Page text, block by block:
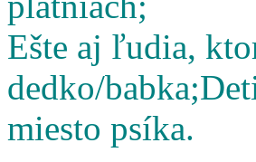
Ešte aj ľudia,
dedko/babka;
miesto psíka.